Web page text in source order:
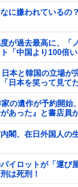
に嫌われているの
が過去最高に、「
「中国より100倍い
本と韓国の立場が
日本を笑って見て
の遺作が予約開始
あった』と書店員
内閣、在日外国人の
イロットが「運び
は死刑！